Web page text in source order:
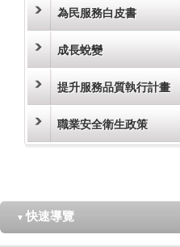
為民服務白皮書
成長蛻變
提升服務品質執行計畫
職業安全衛生政策
▼ 快速導覽